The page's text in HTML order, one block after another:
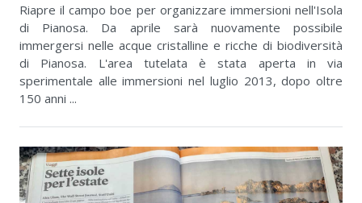
Riapre il campo boe per organizzare immersioni nell'Isola
di Pianosa. Da aprile sarà nuovamente possibile
immergersi nelle acque cristalline e ricche di biodiversità
di Pianosa. L'area tutelata è stata aperta in via
sperimentale alle immersioni nel luglio 2013, dopo oltre
150 anni ...